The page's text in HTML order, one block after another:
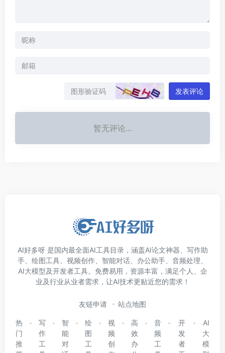
发表评论
暂无评论...
AI好多呀 是国内最全面AI工具目录，涵盖AI论文神器、写作助
手、绘图工具、视频创作、智能对话、办公助手、音频处理、
AI大模型及开发者工具。免费易用，资源丰富，满足个人、企
业及行业从业者需求，让AI技术更贴近您的需求！
友链申请 站点地图
热
门
推
写
作
工
智
能
对
绘
图
工
视
频
创
高
效
办
音
频
工
开
发
者
AI
大
模